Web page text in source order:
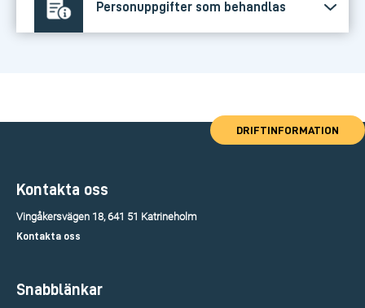
Personuppgifter som behandlas
DRIFTINFORMATION
Kontakta oss
Vingåkersvägen 18, 641 51 Katrineholm
Kontakta oss
Snabblänkar